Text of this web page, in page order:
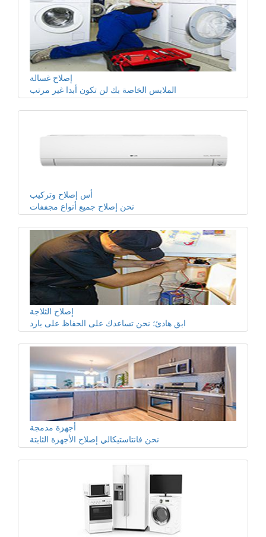
إصلاح غسالة
الملابس الخاصة بك لن تكون أبدا غير مرتب
أس إصلاح وتركيب
نحن إصلاح جميع أنواع مجففات
إصلاح الثلاجة
ابق هادئ؛ نحن تساعدك على الحفاظ على بارد
أجهزة مدمجة
نحن فانتاستيكالي إصلاح الأجهزة الثابتة